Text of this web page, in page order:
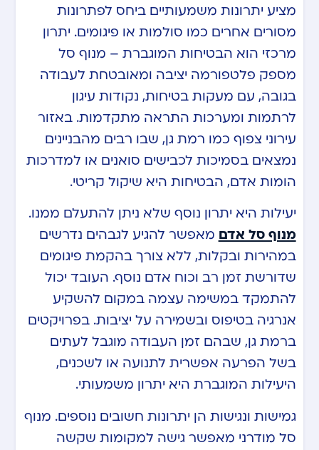
מציע יתרונות משמעותיים ביחס לפתרונות
מסורים אחרים כמו סולמות או פיגומים. יתרון
מרכזי הוא הבטיחות המוגברת – מנוף סל
מספק פלטפורמה יציבה ומאובטחת לעבודה
בגובה, עם מעקות בטיחות, נקודות עיגון
לרתמות ומערכות התראה מתקדמות. באזור
עירוני צפוף כמו רמת גן, שבו רבים מהבניינים
נמצאים בסמיכות לכבישים סואנים או למדרכות
הומות אדם, הבטיחות היא שיקול קריטי.
יעילות היא יתרון נוסף שלא ניתן להתעלם ממנו.
מנוף סל אדם מאפשר להגיע לגבהים נדרשים
במהירות ובקלות, ללא צורך בהקמת פיגומים
שדורשת זמן רב וכוח אדם נוסף. העובד יכול
להתמקד במשימה עצמה במקום להשקיע
אנרגיה בטיפוס ובשמירה על יציבות. בפרויקטים
ברמת גן, שבהם זמן העבודה מוגבל לעתים
בשל הפרעה אפשרית לתנועה או לשכנים,
היעילות המוגברת היא יתרון משמעותי.
גמישות ונגישות הן יתרונות חשובים נוספים. מנוף
סל מודרני מאפשר גישה למקומות שקשה